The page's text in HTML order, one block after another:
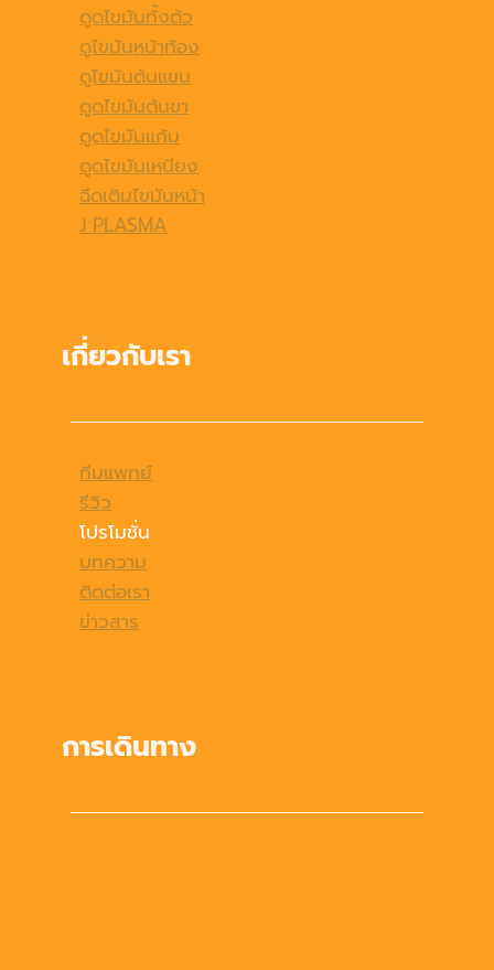
ดูดไขมันทั้งตัว
ดูไขมันหน้าท้อง
ดูไขมันต้นแขน
ดูดไขมันต้นขา
ดูดไขมันแก้ม
ดูดไขมันเหนียง
ฉีดเติมไขมันหน้า
J PLASMA
เกี่ยวกับเรา
ทีมแพทย์
รีวิว
โปรโมชั่น
บทความ
ติดต่อเรา
ข่าวสาร
การเดินทาง